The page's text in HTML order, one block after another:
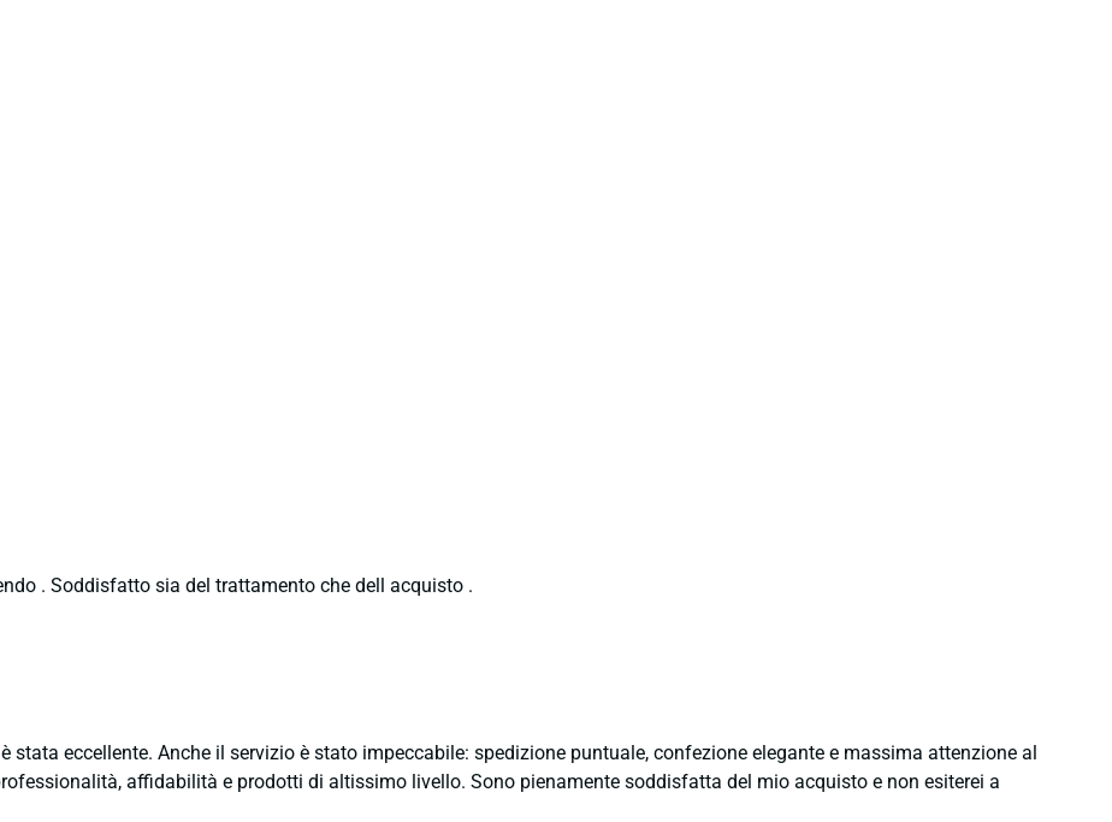
. Soddisfatto sia del trattamento che dell acquisto .
stata eccellente. Anche il servizio è stato impeccabile: spedizione puntuale, confezione elegante e massima attenzione al
affidabilità e prodotti di altissimo livello. Sono pienamente soddisfatta del mio acquisto e non esiterei a